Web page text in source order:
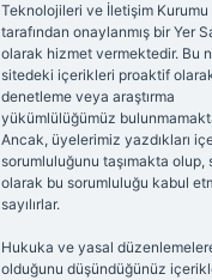
Teknolojileri ve İletişim Kurumu
tarafından onaylanmış bir Yer
olarak hizmet vermektedir. Bu
sitedeki içerikleri proaktif
denetleme veya araştırma
yükümlülüğümüz
Ancak, üyelerimiz yazdıkları
sorumluluğunu taşımakta olup,
olarak bu sorumluluğu kabul
sayılırlar.
Hukuka ve yasal
olduğunu düşündüğünüz